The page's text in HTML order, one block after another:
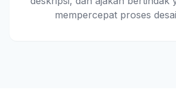
mempercepat proses